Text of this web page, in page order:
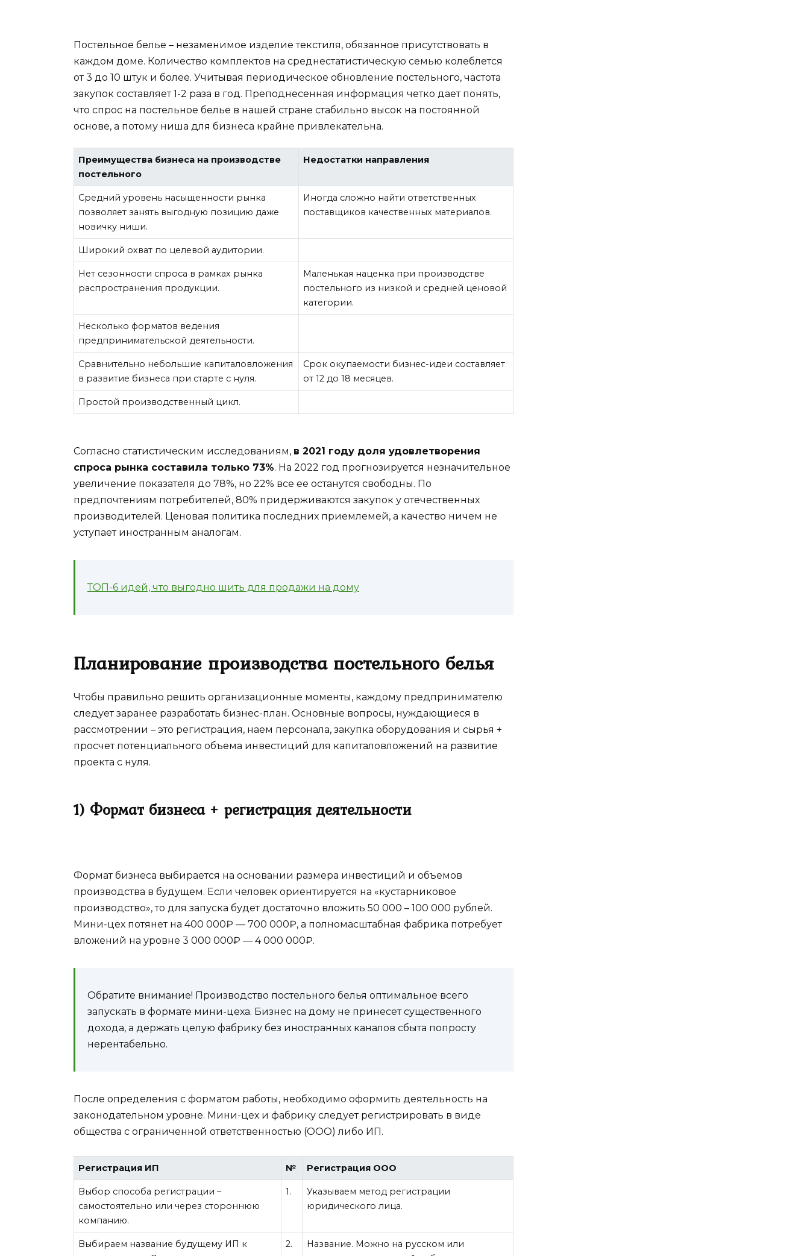
Постельное белье – незаменимое изделие текстиля, обязанное присутствовать в
каждом доме. Количество комплектов на среднестатистическую семью колеблется
от 3 до 10 штук и более. Учитывая периодическое обновление постельного, частота
закупок составляет 1-2 раза в год. Преподнесенная информация четко дает понять,
что спрос на постельное белье в нашей стране стабильно высок на постоянной
основе, а потому ниша для бизнеса крайне привлекательна.
Преимущества бизнеса на производстве
постельного
Недостатки направления
Средний уровень насыщенности рынка
позволяет занять выгодную позицию даже
новичку ниши.
Иногда сложно найти ответственных
поставщиков качественных материалов.
Широкий охват по целевой аудитории.
Нет сезонности спроса в рамках рынка
распространения продукции.
Маленькая наценка при производстве
постельного из низкой и средней ценовой
категории.
Несколько форматов ведения
предпринимательской деятельности.
Сравнительно небольшие капиталовложения
в развитие бизнеса при старте с нуля.
Срок окупаемости бизнес-идеи составляет
от 12 до 18 месяцев.
Простой производственный цикл.
Согласно статистическим исследованиям, в 2021 году доля удовлетворения
спроса рынка составила только 73%. На 2022 год прогнозируется незначительное
увеличение показателя до 78%, но 22% все ее останутся свободны. По
предпочтениям потребителей, 80% придерживаются закупок у отечественных
производителей. Ценовая политика последних приемлемей, а качество ничем не
уступает иностранным аналогам.
ТОП-6 идей, что выгодно шить для продажи на дому
Планирование производства постельного белья
Чтобы правильно решить организационные моменты, каждому предпринимателю
следует заранее разработать бизнес-план. Основные вопросы, нуждающиеся в
рассмотрении – это регистрация, наем персонала, закупка оборудования и сырья +
просчет потенциального объема инвестиций для капиталовложений на развитие
проекта с нуля.
1) Формат бизнеса + регистрация деятельности
Формат бизнеса выбирается на основании размера инвестиций и объемов
производства в будущем. Если человек ориентируется на «кустарниковое
производство», то для запуска будет достаточно вложить 50 000 – 100 000 рублей.
Мини-цех потянет на 400 000₽ — 700 000₽, а полномасштабная фабрика потребует
вложений на уровне 3 000 000₽ — 4 000 000₽.
Обратите внимание! Производство постельного белья оптимальное всего
запускать в формате мини-цеха. Бизнес на дому не принесет существенного
дохода, а держать целую фабрику без иностранных каналов сбыта попросту
нерентабельно.
После определения с форматом работы, необходимо оформить деятельность на
законодательном уровне. Мини-цех и фабрику следует регистрировать в виде
общества с ограниченной ответственностью (ООО) либо ИП.
Регистрация ИП № Регистрация ООО
Выбор способа регистрации –
самостоятельно или через стороннюю
компанию.
1.
Указываем метод регистрации
юридического лица.
Выбираем название будущему ИП к
2.
Название. Можно на русском или